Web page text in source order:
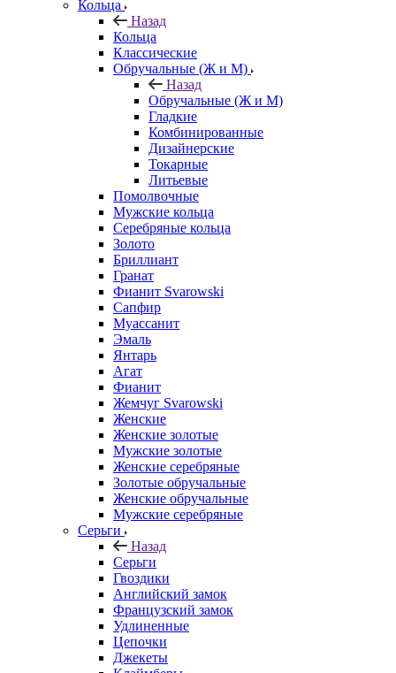
Кольца
Назад
Кольца
Классические
Обручальные (Ж и М)
Назад
Обручальные (Ж и М)
Гладкие
Комбинированные
Дизайнерские
Токарные
Литьевые
Помолвочные
Мужские кольца
Серебряные кольца
Золото
Бриллиант
Гранат
Фианит Svarowski
Сапфир
Муассанит
Эмаль
Янтарь
Агат
Фианит
Жемчуг Svarowski
Женские
Женские золотые
Мужские золотые
Женские серебряные
Золотые обручальные
Женские обручальные
Мужские серебряные
Серьги
Назад
Серьги
Гвоздики
Английский замок
Французский замок
Удлиненные
Цепочки
Джекеты